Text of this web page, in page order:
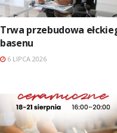
Trwa przebudowa
basenu
6 LIPCA 2026